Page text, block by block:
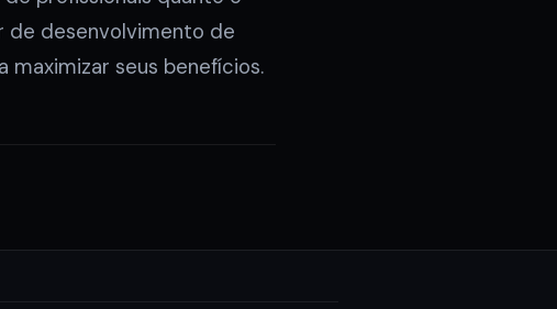
de desenvolvimento de
seus benefícios.